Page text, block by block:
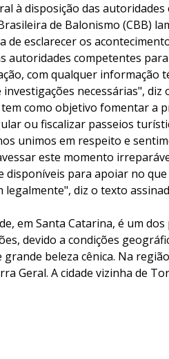
à disposição das autoridades
de Balonismo (CBB)
de esclarecer os
autoridades competentes
com qualquer informação
necessárias", diz
como objetivo fomentar a
ou fiscalizar passeios
unimos em respeito e
este momento
disponíveis para apoiar no
legalmente", diz o texto
em Santa Catarina, é um
devido a condições
beleza cênica. Na
Geral. A cidade vizinha de